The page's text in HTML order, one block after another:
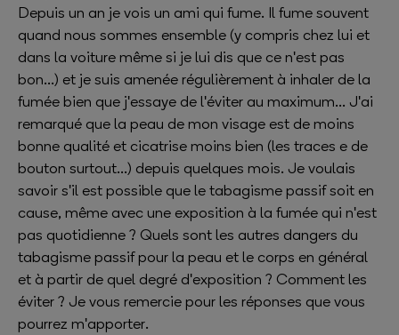
Depuis un an je vois un ami qui fume. Il fume souvent
quand nous sommes ensemble (y compris chez lui et
dans la voiture même si je lui dis que ce n'est pas
bon...) et je suis amenée régulièrement à inhaler de la
fumée bien que j'essaye de l'éviter au maximum... J'ai
remarqué que la peau de mon visage est de moins
bonne qualité et cicatrise moins bien (les traces e de
bouton surtout...) depuis quelques mois. Je voulais
savoir s'il est possible que le tabagisme passif soit en
cause, même avec une exposition à la fumée qui n'est
pas quotidienne ? Quels sont les autres dangers du
tabagisme passif pour la peau et le corps en général
et à partir de quel degré d'exposition ? Comment les
éviter ? Je vous remercie pour les réponses que vous
pourrez m'apporter.